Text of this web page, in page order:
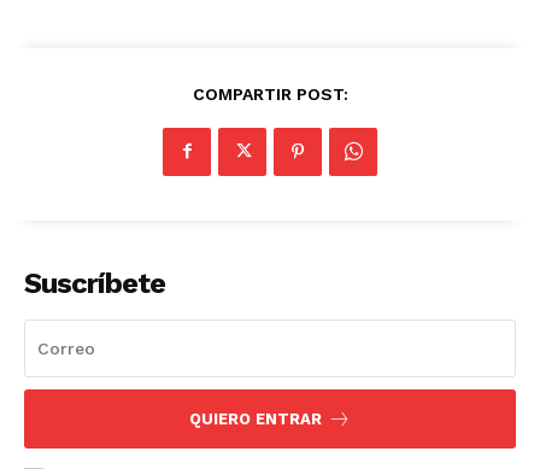
COMPARTIR POST:
Suscríbete
QUIERO ENTRAR